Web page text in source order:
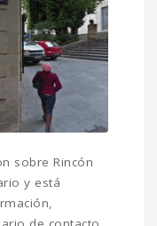
sobre Rincón
y está